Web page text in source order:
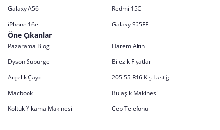
Galaxy A56
Redmi 15C
iPhone 16e
Galaxy S25FE
Öne Çıkanlar
Pazarama Blog
Harem Altın
Dyson Süpürge
Bilezik Fiyatları
Arçelik Çaycı
205 55 R16 Kış Lastiği
Macbook
Bulaşık Makinesi
Koltuk Yıkama Makinesi
Cep Telefonu